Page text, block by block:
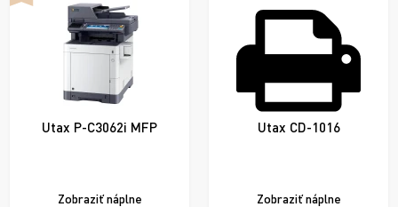
Utax P-C3062i MFP
Zobraziť náplne
Utax CD-1016
Zobraziť náplne